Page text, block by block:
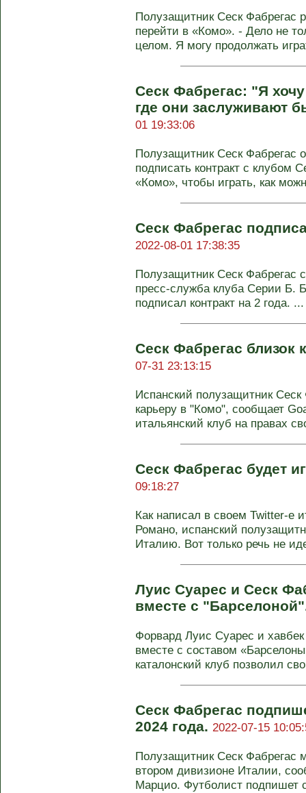
Полузащитник Сеск Фабрегас
перейти в «Комо». - Дело не
целом. Я могу продолжать
Сеск Фабрегас: "Я
где они заслуживают
01 19:33:06
Полузащитник Сеск Фабрегас
подписать контракт с
«Комо», чтобы играть, как
Сеск Фабрегас
2022-08-01 17:38:35
Полузащитник Сеск Фабрегас
пресс-служба клуба Серии Б.
подписал контракт на 2 года. ...
Сеск Фабрегас
07-31 23:13:15
Испанский полузащитник
карьеру в "Комо", сообщает
итальянский клуб на правах
Сеск Фабрегас будет
09:18:27
Как написал в своем Twitter-e
Романо, испанский
Италию. Вот только речь не
Луис Суарес и Сеск
вместе с
Форвард Луис Суарес и
вместе с составом
каталонский клуб позволил
Сеск Фабрегас
2024 года. 2022-07-15
Полузащитник Сеск Фабрегас
втором дивизионе Италии,
Марцио. Футболист подпишет